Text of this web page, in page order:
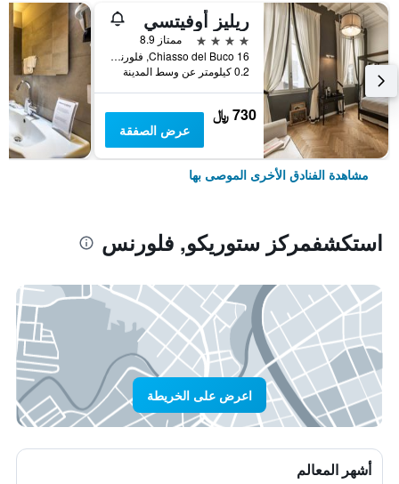
ريليز أوفيتسي
4 نجوم
ممتاز 8.9
Chiasso del Buco 16, فلورنس, توسكانا, إيطاليا
0.2 كيلومتر عن وسط المدينة
730 ﷼
عرض الصفقة
مشاهدة الفنادق الأخرى الموصى بها
استكشفمركز ستوريكو, فلورنس
اعرض على الخريطة
أشهر المعالم